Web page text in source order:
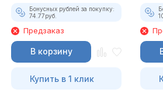
Бонусных рублей за покупку:
74.77руб.
Предзаказ
В корзину
Купить в 1 клик